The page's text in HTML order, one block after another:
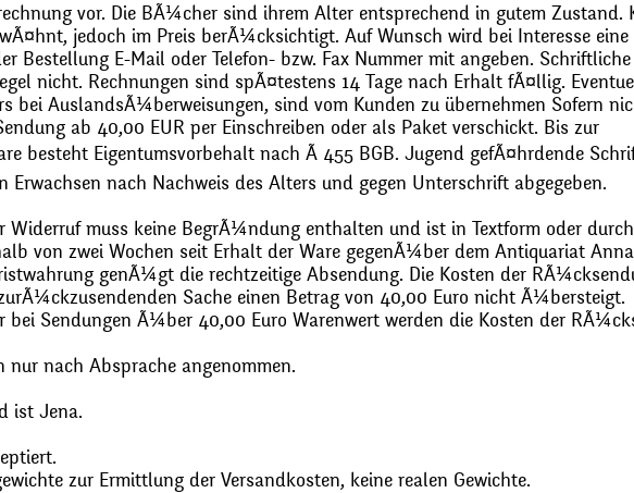
vor. Die BÃ¼cher sind ihrem Alter entsprechend in gutem Zustand.
jedoch im Preis berÃ¼cksichtigt. Auf Wunsch wird bei Interesse eine
Bestellung E-Mail oder Telefon- bzw. Fax Nummer mit angeben. Schriftliche
nicht. Rechnungen sind spÃ¤testens 14 Tage nach Erhalt fÃ¤llig.
bei AuslandsÃ¼berweisungen, sind vom Kunden zu übernehmen Sofern
ab 40,00 EUR per Einschreiben oder als Paket verschickt. Bis zur
besteht Eigentumsvorbehalt nach Ã 455 BGB. Jugend gefÃ¤hrdende
nach Nachweis des Alters und gegen Unterschrift abgegeben.
Widerruf muss keine BegrÃ¼ndung enthalten und ist in Textform oder durch
von zwei Wochen seit Erhalt der Ware gegenÃ¼ber dem Antiquariat
genÃ¼gt die rechtzeitige Absendung. Die Kosten der
Sache einen Betrag von 40,00 Euro nicht Ã¼bersteigt.
bei Sendungen Ã¼ber 40,00 Euro Warenwert werden die Kosten der
nach Absprache angenommen.
ist Jena.
zur Ermittlung der Versandkosten, keine realen Gewichte.